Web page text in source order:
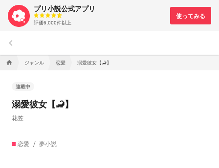
プリ小説公式アプリ
評価6,000件以上
keyboard_arrow_left
home ジャンル 恋愛 溺愛彼女【🦂】
連載中
溺愛彼女【🦂】
花笠
恋愛 夢小説